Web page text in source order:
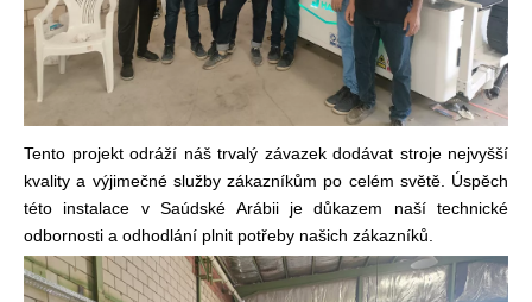
Tento projekt odráží náš trvalý závazek dodávat stroje nejvyšší
kvality a výjimečné služby zákazníkům po celém světě. Úspěch
této instalace v Saúdské Arábii je důkazem naší technické
odbornosti a odhodlání plnit potřeby našich zákazníků.